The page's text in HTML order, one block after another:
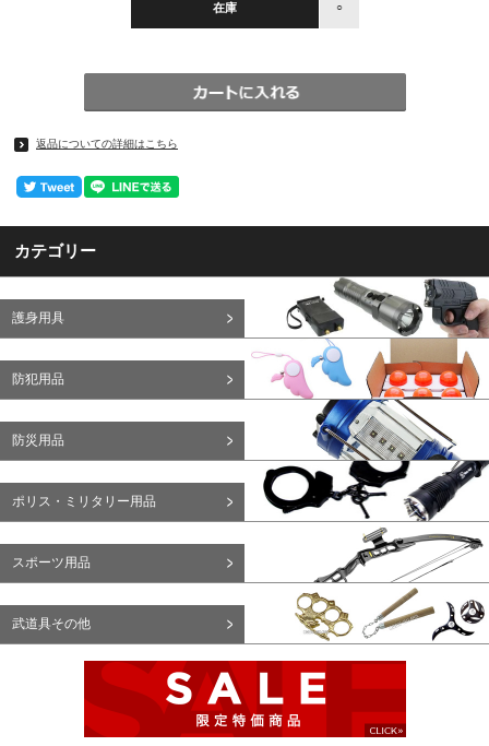
在庫 ○
返品についての詳細はこちら
カテゴリー
護身用具
防犯用品
防災用品
ポリス・ミリタリー用品
スポーツ用品
武道具その他